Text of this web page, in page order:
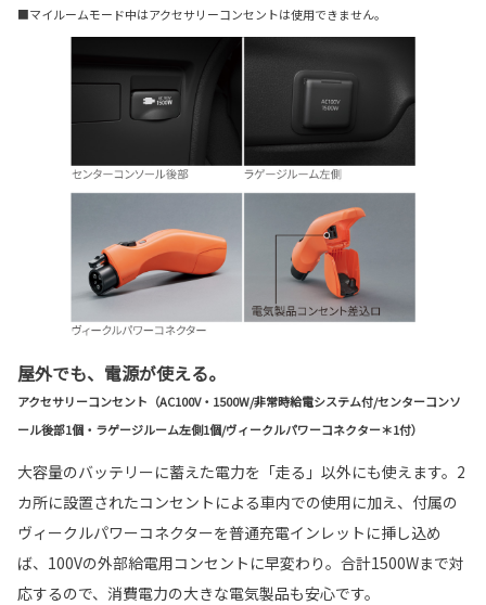
■マイルームモード中はアクセサリーコンセントは使用できません。
屋外でも、電源が使える。
アクセサリーコンセント（AC100V・1500W/非常時給電システム付/センターコンソ
ール後部1個・ラゲージルーム左側1個/ヴィークルパワーコネクター＊1付）
大容量のバッテリーに蓄えた電力を「走る」以外にも使えます。2
カ所に設置されたコンセントによる車内での使用に加え、付属の
ヴィークルパワーコネクターを普通充電インレットに挿し込め
ば、100Vの外部給電用コンセントに早変わり。合計1500Wまで対
応するので、消費電力の大きな電気製品も安心です。